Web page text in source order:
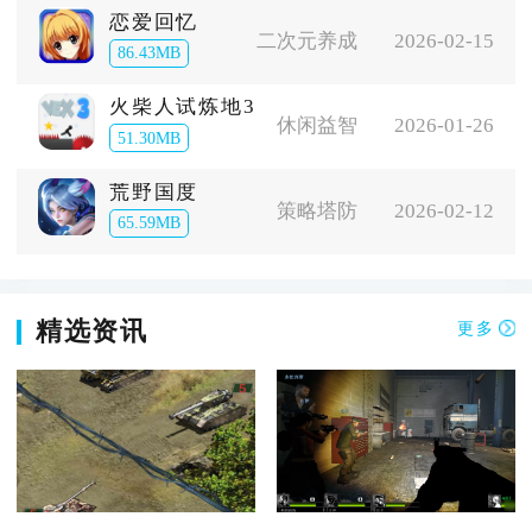
恋爱回忆
86.43MB
二次元养成 2026-02-15
火柴人试炼地3
51.30MB
休闲益智 2026-01-26
荒野国度
65.59MB
策略塔防 2026-02-12
精选资讯 更多